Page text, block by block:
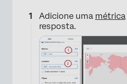
Adicione uma métrica
resposta.